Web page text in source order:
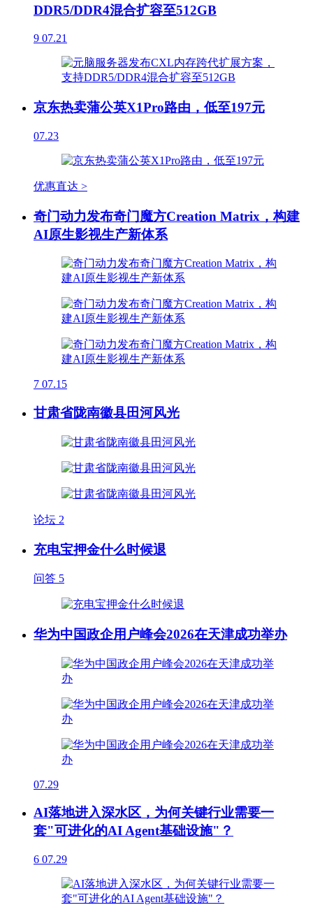
DDR5/DDR4混合扩容至512GB
9 07.21
京东热卖蒲公英X1Pro路由，低至197元
07.23
优惠直达 >
奇门动力发布奇门魔方Creation Matrix，构建
AI原生影视生产新体系
7 07.15
甘肃省陇南徽县田河风光
论坛 2
充电宝押金什么时候退
问答 5
华为中国政企用户峰会2026在天津成功举办
07.29
AI落地进入深水区，为何关键行业需要一
套"可进化的AI Agent基础设施"？
6 07.29